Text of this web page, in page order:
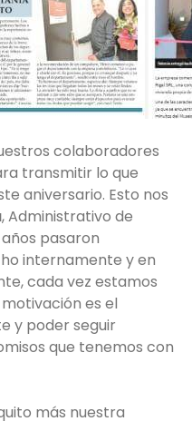
colaboradores
transmitir lo que
aniversario. Esto nos
, Administrativo de
pasaron
internamente y en
cada vez estamos
es el
y poder seguir
que tenemos con
más nuestra